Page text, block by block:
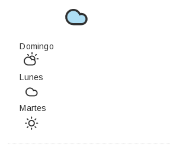
Domingo
Lunes
Martes